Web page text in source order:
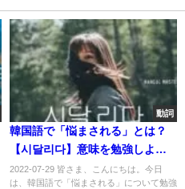
動詞
韓国語で「悩まされる」とは？
【시달리다】意味を勉強しよ
う！
2022-07-29 皆さま、こんにちは。今日
は、韓国語で「悩まされる」について勉強